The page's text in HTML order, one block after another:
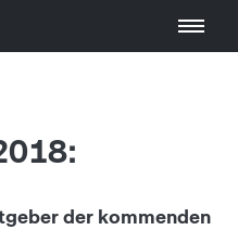
der kommenden